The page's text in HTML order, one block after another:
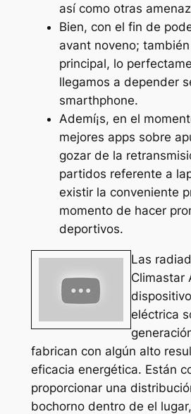
así­ como otras
Bien, con el fin de
avant noveno;
principal, lo
llegamos a depender
smarthphone.
Ademí¡s, en el
mejores apps sobre
gozar de la
partidos referente a
existir la conveniente
momento de hacer
deportivos.
Las
Climastar
eléctrica
fabrican con algún alto
eficacia energética. Están
proporcionar una
bochorno dentro de el